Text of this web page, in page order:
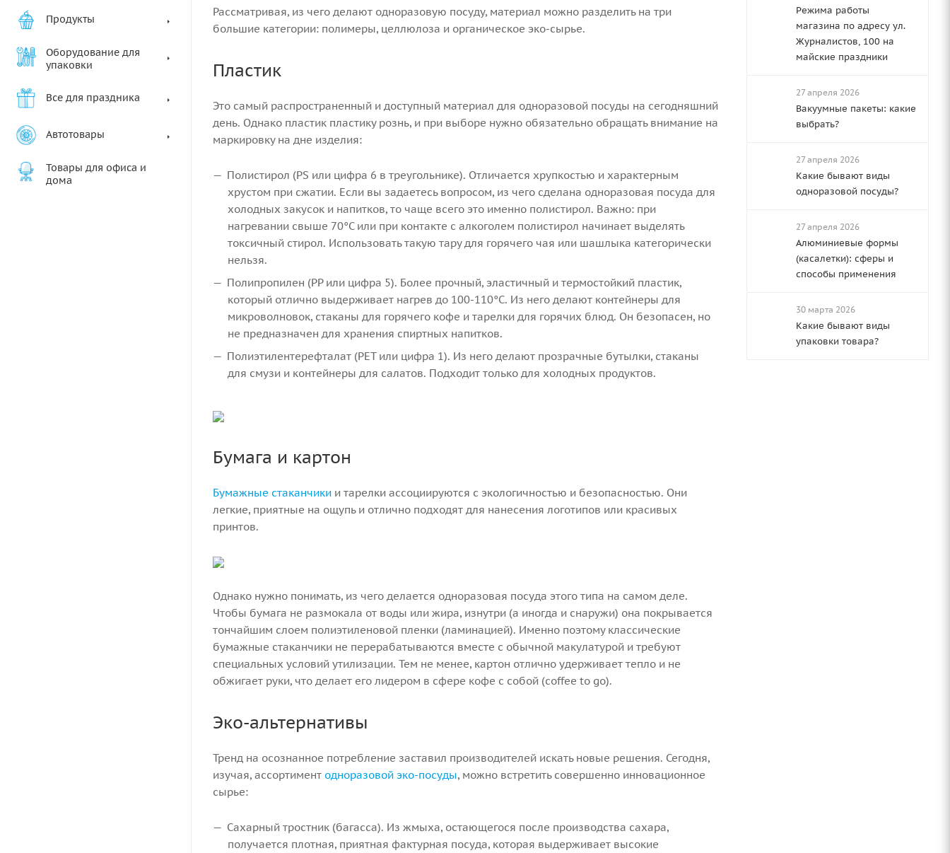
Продукты
Оборудование для
упаковки
Все для праздника
Автотовары
Товары для офиса и
дома
Рассматривая, из чего делают одноразовую посуду, материал можно разделить на три
большие категории: полимеры, целлюлоза и органическое эко-сырье.
Пластик
Это самый распространенный и доступный материал для одноразовой посуды на сегодняшний
день. Однако пластик пластику рознь, и при выборе нужно обязательно обращать внимание на
маркировку на дне изделия:
Полистирол (PS или цифра 6 в треугольнике). Отличается хрупкостью и характерным
хрустом при сжатии. Если вы задаетесь вопросом, из чего сделана одноразовая посуда для
холодных закусок и напитков, то чаще всего это именно полистирол. Важно: при
нагревании свыше 70°C или при контакте с алкоголем полистирол начинает выделять
токсичный стирол. Использовать такую тару для горячего чая или шашлыка категорически
нельзя.
Полипропилен (PP или цифра 5). Более прочный, эластичный и термостойкий пластик,
который отлично выдерживает нагрев до 100-110°C. Из него делают контейнеры для
микроволновок, стаканы для горячего кофе и тарелки для горячих блюд. Он безопасен, но
не предназначен для хранения спиртных напитков.
Полиэтилентерефталат (PET или цифра 1). Из него делают прозрачные бутылки, стаканы
для смузи и контейнеры для салатов. Подходит только для холодных продуктов.
Бумага и картон
Бумажные стаканчики и тарелки ассоциируются с экологичностью и безопасностью. Они
легкие, приятные на ощупь и отлично подходят для нанесения логотипов или красивых
принтов.
Однако нужно понимать, из чего делается одноразовая посуда этого типа на самом деле.
Чтобы бумага не размокала от воды или жира, изнутри (а иногда и снаружи) она покрывается
тончайшим слоем полиэтиленовой пленки (ламинацией). Именно поэтому классические
бумажные стаканчики не перерабатываются вместе с обычной макулатурой и требуют
специальных условий утилизации. Тем не менее, картон отлично удерживает тепло и не
обжигает руки, что делает его лидером в сфере кофе с собой (coffee to go).
Эко-альтернативы
Тренд на осознанное потребление заставил производителей искать новые решения. Сегодня,
изучая, ассортимент одноразовой эко-посуды, можно встретить совершенно инновационное
сырье:
Сахарный тростник (багасса). Из жмыха, остающегося после производства сахара,
получается плотная, приятная фактурная посуда, которая выдерживает высокие
Режима работы
магазина по адресу ул.
Журналистов, 100 на
майские праздники
27 апреля 2026
Вакуумные пакеты: какие
выбрать?
27 апреля 2026
Какие бывают виды
одноразовой посуды?
27 апреля 2026
Алюминиевые формы
(касалетки): сферы и
способы применения
30 марта 2026
Какие бывают виды
упаковки товара?